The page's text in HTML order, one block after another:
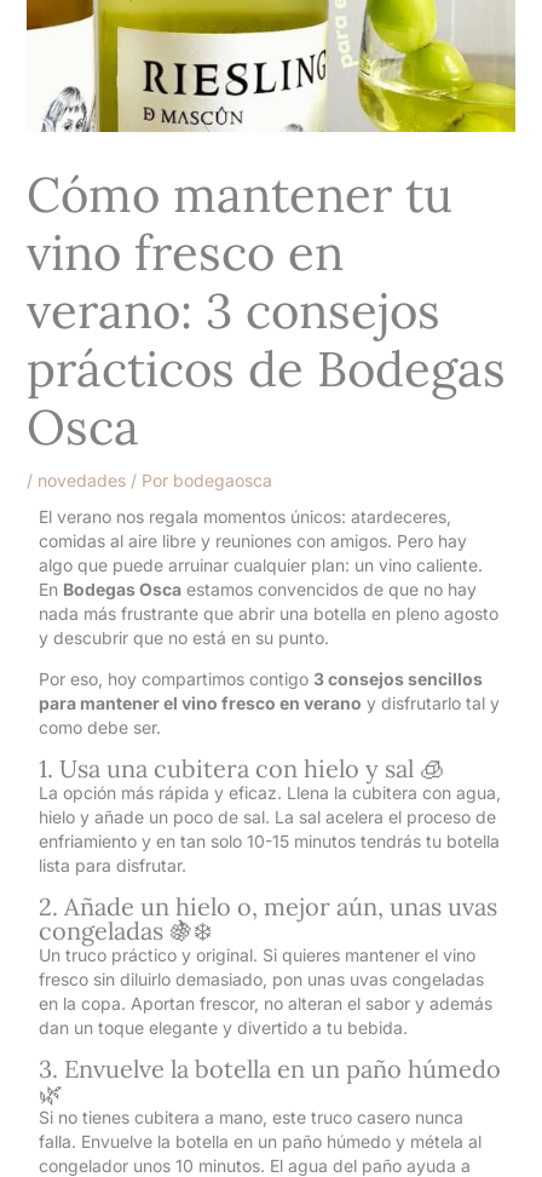
Cómo mantener tu
vino fresco en
verano: 3 consejos
prácticos de Bodegas
Osca
/ novedades/ Por bodegaosca
El verano nos regala momentos únicos: atardeceres,
comidas al aire libre y reuniones con amigos. Pero hay
algo que puede arruinar cualquier plan: un vino caliente.
En Bodegas Oscaestamos convencidos de que no hay
nada más frustrante que abrir una botella en pleno agosto
y descubrir que no está en su punto.
Por eso, hoy compartimos contigo 3 consejos sencillos
para mantener el vino fresco en verano y disfrutarlo tal y
como debe ser.
1. Usa una cubitera con hielo y sal 🧊
La opción más rápida y eficaz. Llena la cubitera con agua,
hielo y añade un poco de sal. La sal acelera el proceso de
enfriamiento y en tan solo 10-15 minutos tendrás tu botella
lista para disfrutar.
2. Añade un hielo o, mejor aún, unas uvas
congeladas 🍇❄️
Un truco práctico y original. Si quieres mantener el vino
fresco sin diluirlo demasiado, pon unas uvas congeladas
en la copa. Aportan frescor, no alteran el sabor y además
dan un toque elegante y divertido a tu bebida.
3. Envuelve la botella en un paño húmedo
🌿
Si no tienes cubitera a mano, este truco casero nunca
falla. Envuelve la botella en un paño húmedo y métela al
congelador unos 10 minutos. El agua del paño ayuda a